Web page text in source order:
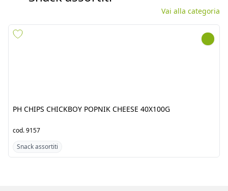
cod.9157
Snack assortiti
cod.10626